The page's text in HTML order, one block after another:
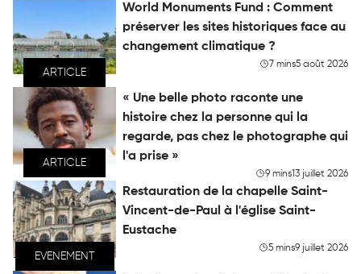
ARTICLE
World Monuments Fund : Comment
préserver les sites historiques face au
changement climatique ?
7 mins5 août 2026
ARTICLE
« Une belle photo raconte une
histoire chez la personne qui la
regarde, pas chez le photographe qui
l'a prise »
9 mins13 juillet 2026
EVENEMENT
Restauration de la chapelle Saint-
Vincent-de-Paul à l'église Saint-
Eustache
5 mins9 juillet 2026